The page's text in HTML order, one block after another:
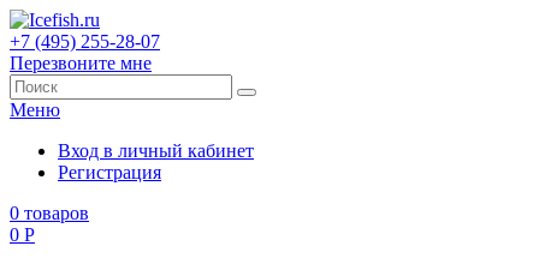
+7 (495) 255-28-07
Перезвоните мне
Меню
Вход в личный кабинет
Регистрация
0 товаров
0 Р